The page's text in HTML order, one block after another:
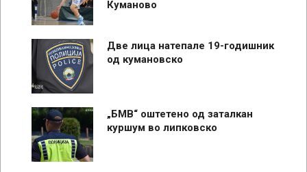
Куманово
Две лица натепале 19-годишник
од кумановско
„БМВ“ оштетено од заталкан
куршум во липковско